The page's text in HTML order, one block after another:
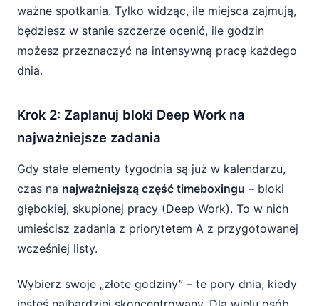
ważne spotkania. Tylko widząc, ile miejsca zajmują,
będziesz w stanie szczerze ocenić, ile godzin
możesz przeznaczyć na intensywną pracę każdego
dnia.
Krok 2: Zaplanuj bloki Deep Work na
najważniejsze zadania
Gdy stałe elementy tygodnia są już w kalendarzu,
czas na najważniejszą część timeboxingu – bloki
głębokiej, skupionej pracy (Deep Work). To w nich
umieścisz zadania z priorytetem A z przygotowanej
wcześniej listy.
Wybierz swoje „złote godziny” – te pory dnia, kiedy